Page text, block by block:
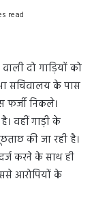
read
दो गाड़ियों को
सचिवालय के पास
फर्जी निकले।
वहीं गाड़ी के
की जा रही है।
करने के साथ ही
आरोपियों के